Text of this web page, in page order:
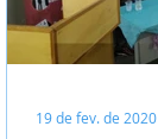
19 de fev. de 2020